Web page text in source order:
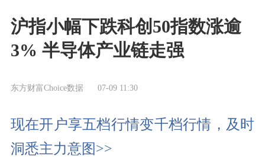
沪指小幅下跌科创50指数涨逾
3% 半导体产业链走强
东方财富Choice数据 07-09 11:30
现在开户享五档行情变千档行情，及时
洞悉主力意图>>